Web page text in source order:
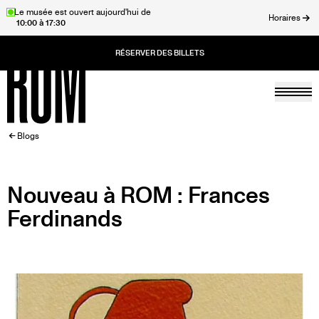
AllerLe musée est ouvert aujourd'hui de
10:00 à 17:30
Horaires
Accueil
FIL
D'ARIANE
Blogs
Nouveau à ROM : Frances
Ferdinands